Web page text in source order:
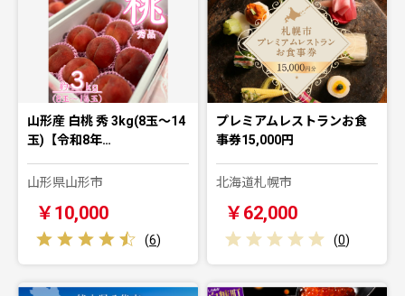
山形産 白桃 秀 3kg(8玉～14
玉)【令和8年…
山形県山形市
￥10,000
(6)
プレミアムレストランお食
事券15,000円
北海道札幌市
￥62,000
(0)